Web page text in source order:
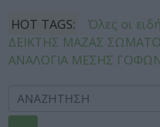
HOT TAGS:
Όλες οι
ΔΕΙΚΤΗΣ ΜΑΖΑΣ
ΑΝΑΛΟΓΙΑ ΜΕΣΗΣ